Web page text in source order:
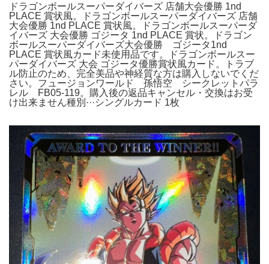
ドラゴンボールスーパーダイバーズ 店舗大会優勝 1nd
PLACE 賞状風。ドラゴンボールスーパーダイバーズ 店舗
大会優勝 1nd PLACE 賞状風。ドラゴンボールスーパーダ
イバーズ 大会優勝 ゴジータ 1nd PLACE 賞状。ドラゴン
ボールスーパーダイバーズ大会優勝 ゴジータ1nd
PLACE 賞状風カード未使用品です。ドラゴンボールスー
パーダイバーズ 大会 ゴジータ優勝賞状風カード。トラブ
ル防止のため、完全美品や神経質な方は購入しないでくだ
さい。フュージョンワールド 孫悟空 シークレットパラ
レル FB05-119。購入後の返品キャンセル・交換はお受
け出来ません種別···シングルカード 1枚